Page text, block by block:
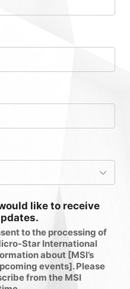
like to receive
to the processing of
Star International
about [MSI’s
events]. Please
from the MSI